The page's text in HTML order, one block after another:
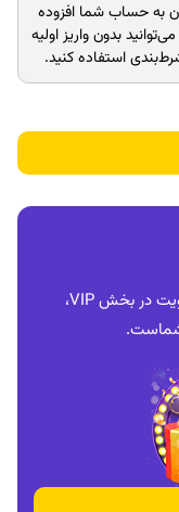
به حساب شما افزوده
بدون واریز اولیه
استفاده کنید.
تجربه‌ای متفاوت در دنیای شرط‌بندی! با عضویت در بخش VIP،
شماست.